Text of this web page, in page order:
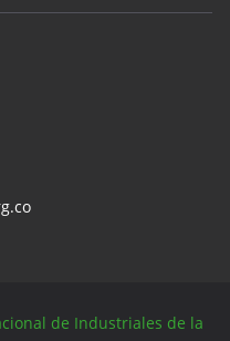
de Industriales de la